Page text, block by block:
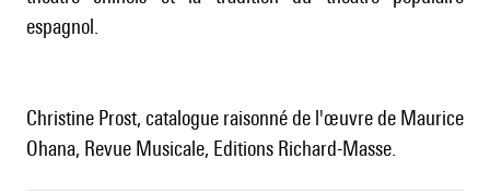
espagnol.
Christine Prost, catalogue raisonné de l'œuvre de Maurice
Ohana, Revue Musicale, Editions Richard-Masse.